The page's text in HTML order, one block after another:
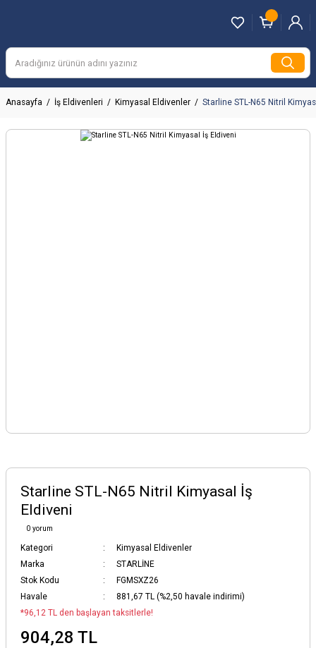
Anasayfa İş Eldivenleri Kimyasal Eldivenler Starline STL-N65 Nitril
Starline STL-N65 Nitril Kimyasal İş
Eldiveni
0 yorum
Kategori
Kimyasal Eldivenler
Marka
STARLİNE
Stok Kodu
FGMSXZ26
Havale
881,67 TL (%2,50 havale indirimi)
*96,12 TL den başlayan taksitlerle!
904,28 TL